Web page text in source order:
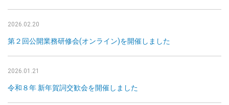
2026.02.20
第２回公開業務研修会(オンライン)を開催しました
2026.01.21
令和８年 新年賀詞交歓会を開催しました